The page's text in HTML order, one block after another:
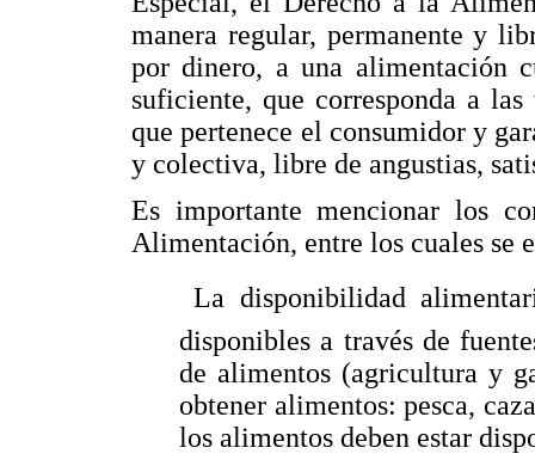
manera regular, permanente y
por dinero, a una alimentación
suficiente, que corresponda a
que pertenece el consumidor y
y colectiva, libre de angustias,
Es importante mencionar los
Alimentación, entre los cuales se
 La disponibilidad
disponibles a través de
de alimentos (agricultura y
obtener alimentos: pesca,
los alimentos deben estar